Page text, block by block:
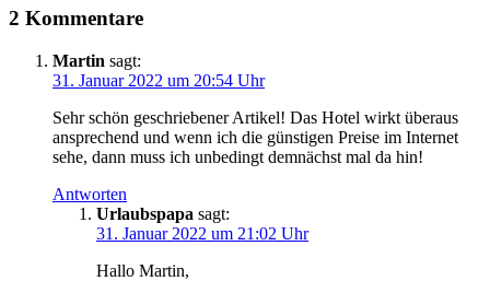
2 Kommentare
Martin sagt:
31. Januar 2022 um 20:54 Uhr
Sehr schön geschriebener Artikel! Das Hotel wirkt überaus
ansprechend und wenn ich die günstigen Preise im Internet
sehe, dann muss ich unbedingt demnächst mal da hin!
Antworten
Urlaubspapa sagt:
31. Januar 2022 um 21:02 Uhr
Hallo Martin,